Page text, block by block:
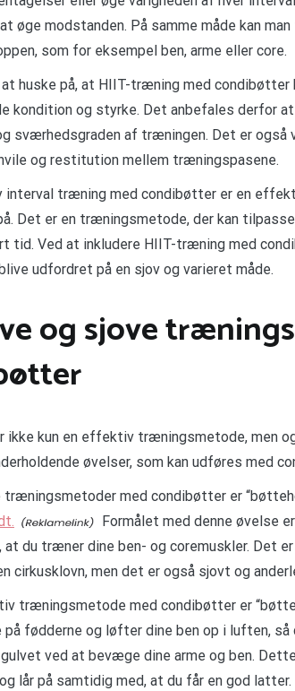
øge modstanden. På samme måde kan
som for eksempel ben, arme eller core.
huske på, at HIIT-træning med
kondition og styrke. Det anbefales derfor
sværhedsgraden af træningen. Det er
og restitution mellem træningspasene.
interval træning med condibøtter er en
Det er en træningsmetode, der kan
tid. Ved at inkludere HIIT-træning med
udfordret på en sjov og varieret måde.
og sjove
ikke kun en effektiv træningsmetode, men
øvelser, som kan udføres med
træningsmetoder med condibøtter er
Formålet med denne øvelse
at du træner dine ben- og coremuskler. Det
cirkusklovn, men det er også sjovt og
træningsmetode med condibøtter er
fødderne og løfter dine ben op i luften,
ved at bevæge dine arme og ben.
lår på samtidig med, at du får en god latter.